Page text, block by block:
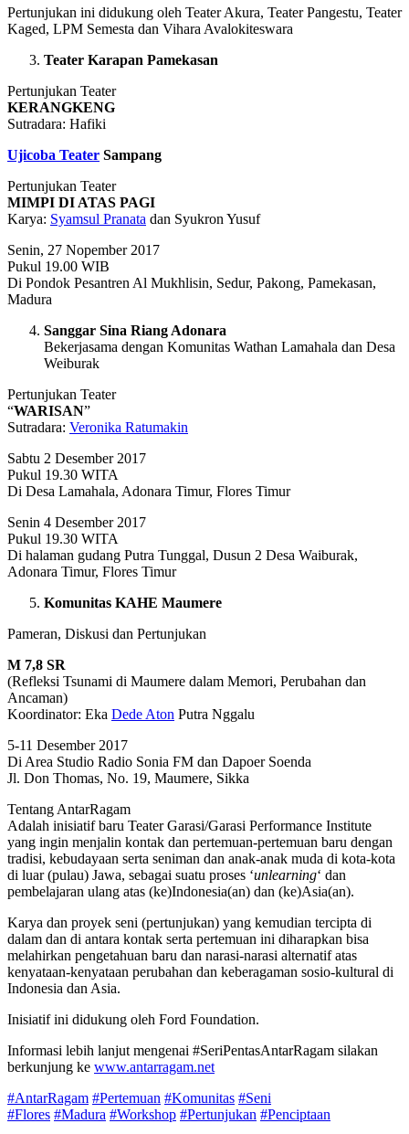
Pertunjukan ini didukung oleh Teater Akura, Teater Pangestu, Teater
Kaged, LPM Semesta dan Vihara Avalokiteswara
Teater Karapan Pamekasan
Pertunjukan Teater
KERANGKENG
Sutradara: Hafiki
Ujicoba Teater Sampang
Pertunjukan Teater
MIMPI DI ATAS PAGI
Karya: Syamsul Pranata dan Syukron Yusuf
Senin, 27 Nopember 2017
Pukul 19.00 WIB
Di Pondok Pesantren Al Mukhlisin, Sedur, Pakong, Pamekasan,
Madura
Sanggar Sina Riang Adonara
Bekerjasama dengan Komunitas Wathan Lamahala dan Desa
Weiburak
Pertunjukan Teater
“WARISAN”
Sutradara: Veronika Ratumakin
Sabtu 2 Desember 2017
Pukul 19.30 WITA
Di Desa Lamahala, Adonara Timur, Flores Timur
Senin 4 Desember 2017
Pukul 19.30 WITA
Di halaman gudang Putra Tunggal, Dusun 2 Desa Waiburak,
Adonara Timur, Flores Timur
Komunitas KAHE Maumere
Pameran, Diskusi dan Pertunjukan
M 7,8 SR
(Refleksi Tsunami di Maumere dalam Memori, Perubahan dan
Ancaman)
Koordinator: Eka Dede Aton Putra Nggalu
5-11 Desember 2017
Di Area Studio Radio Sonia FM dan Dapoer Soenda
Jl. Don Thomas, No. 19, Maumere, Sikka
Tentang AntarRagam
Adalah inisiatif baru Teater Garasi/Garasi Performance Institute
yang ingin menjalin kontak dan pertemuan-pertemuan baru dengan
tradisi, kebudayaan serta seniman dan anak-anak muda di kota-kota
di luar (pulau) Jawa, sebagai suatu proses ‘unlearning‘ dan
pembelajaran ulang atas (ke)Indonesia(an) dan (ke)Asia(an).
Karya dan proyek seni (pertunjukan) yang kemudian tercipta di
dalam dan di antara kontak serta pertemuan ini diharapkan bisa
melahirkan pengetahuan baru dan narasi-narasi alternatif atas
kenyataan-kenyataan perubahan dan keberagaman sosio-kultural di
Indonesia dan Asia.
Inisiatif ini didukung oleh Ford Foundation.
Informasi lebih lanjut mengenai #SeriPentasAntarRagam silakan
berkunjung ke www.antarragam.net
#AntarRagam #Pertemuan #Komunitas #Seni
#Flores #Madura #Workshop #Pertunjukan #Penciptaan